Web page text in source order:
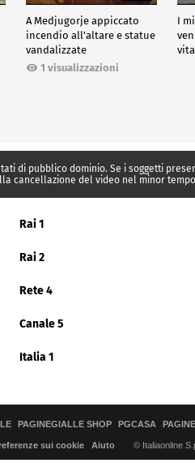
A Medjugorje appiccato
incendio all'altare e statue
vandalizzate
1 visualizzazioni
I
di pubblico dominio. Se i soggetti
cancellazione del video nel minor
Rai 1
Rai 2
Rete 4
Canale 5
Italia 1
PAGINEGIALLE SHOP PGCASA
sui cookie Aiuto © Italiaonline